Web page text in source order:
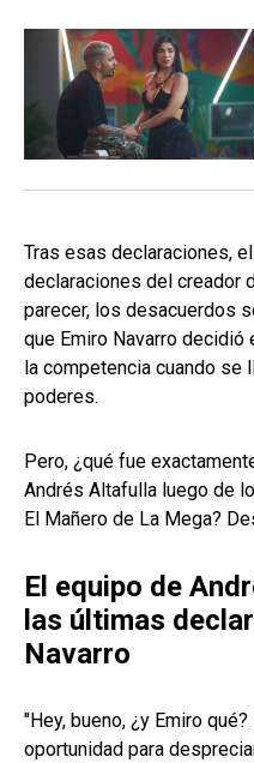
Tras esas declaraciones,
declaraciones del creador
parecer, los desacuerdos
que Emiro Navarro
la competencia cuando se
poderes.
Pero, ¿qué fue
Andrés Altafulla luego de
El Mañero de La Mega?
El equipo de
las últimas
Navarro
"Hey, bueno, ¿y Emiro
oportunidad para